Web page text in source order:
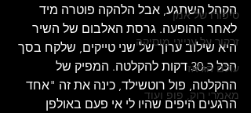
סיפורו של אמן
זרקור על ענייני מוסיקה
עולם הג'אז
מאמרי רוק, פופ ועוד
הקהל השתגע, אבל הלהקה פוטרה מיד
לאחר ההופעה. גרסת האלבום של השיר
היא שילוב ערוך של שני טייקים, שלקח בסך
הכל כ-30 דקות להקלטה. המפיק של
ההקלטה, פול רוטשילד, כינה את זה "אחד
הרגעים היפים שהיו לי אי פעם באולפן